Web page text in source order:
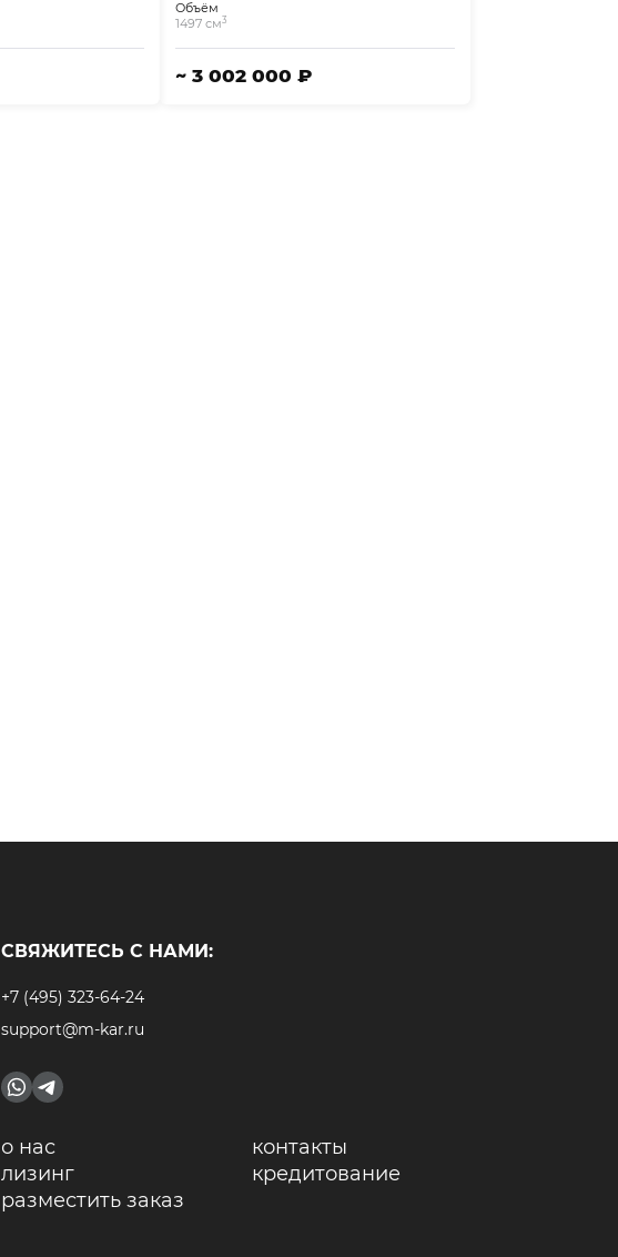
Объём
1497 см3
~ 3 002 000 ₽
СВЯЖИТЕСЬ С НАМИ:
+7 (495) 323-64-24
support@m-kar.ru
о нас
контакты
лизинг
кредитование
разместить заказ